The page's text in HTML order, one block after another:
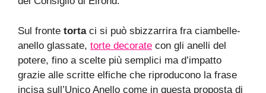
Sul fronte tortaci si può sbizzarrira fra ciambelle-
anello glassate, torte decorate con gli anelli del
potere, fino a scelte più semplici ma d’impatto
grazie alle scritte elfiche che riproducono la frase
incisa sull’Unico Anello come in questa proposta di